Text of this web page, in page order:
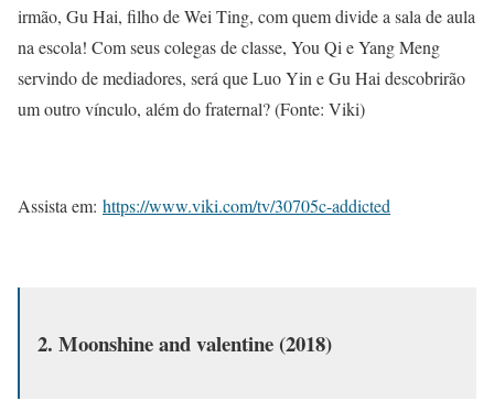
irmão, Gu Hai, filho de Wei Ting, com quem divide a sala deaula
na escola! Com seus colegas de classe, You Qi e Yang Meng
servindo de mediadores, será que Luo Yin e Gu Hai descobrirão
um outro vínculo, além do fraternal? (Fonte: Viki)
Assista em: https://www.viki.com/tv/30705c-addicted
2. Moonshine and valentine (2018)